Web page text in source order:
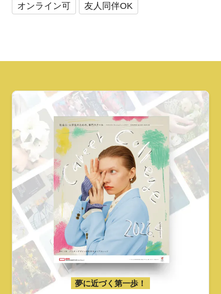
オンライン可
友人同伴OK
夢に近づく第一歩！